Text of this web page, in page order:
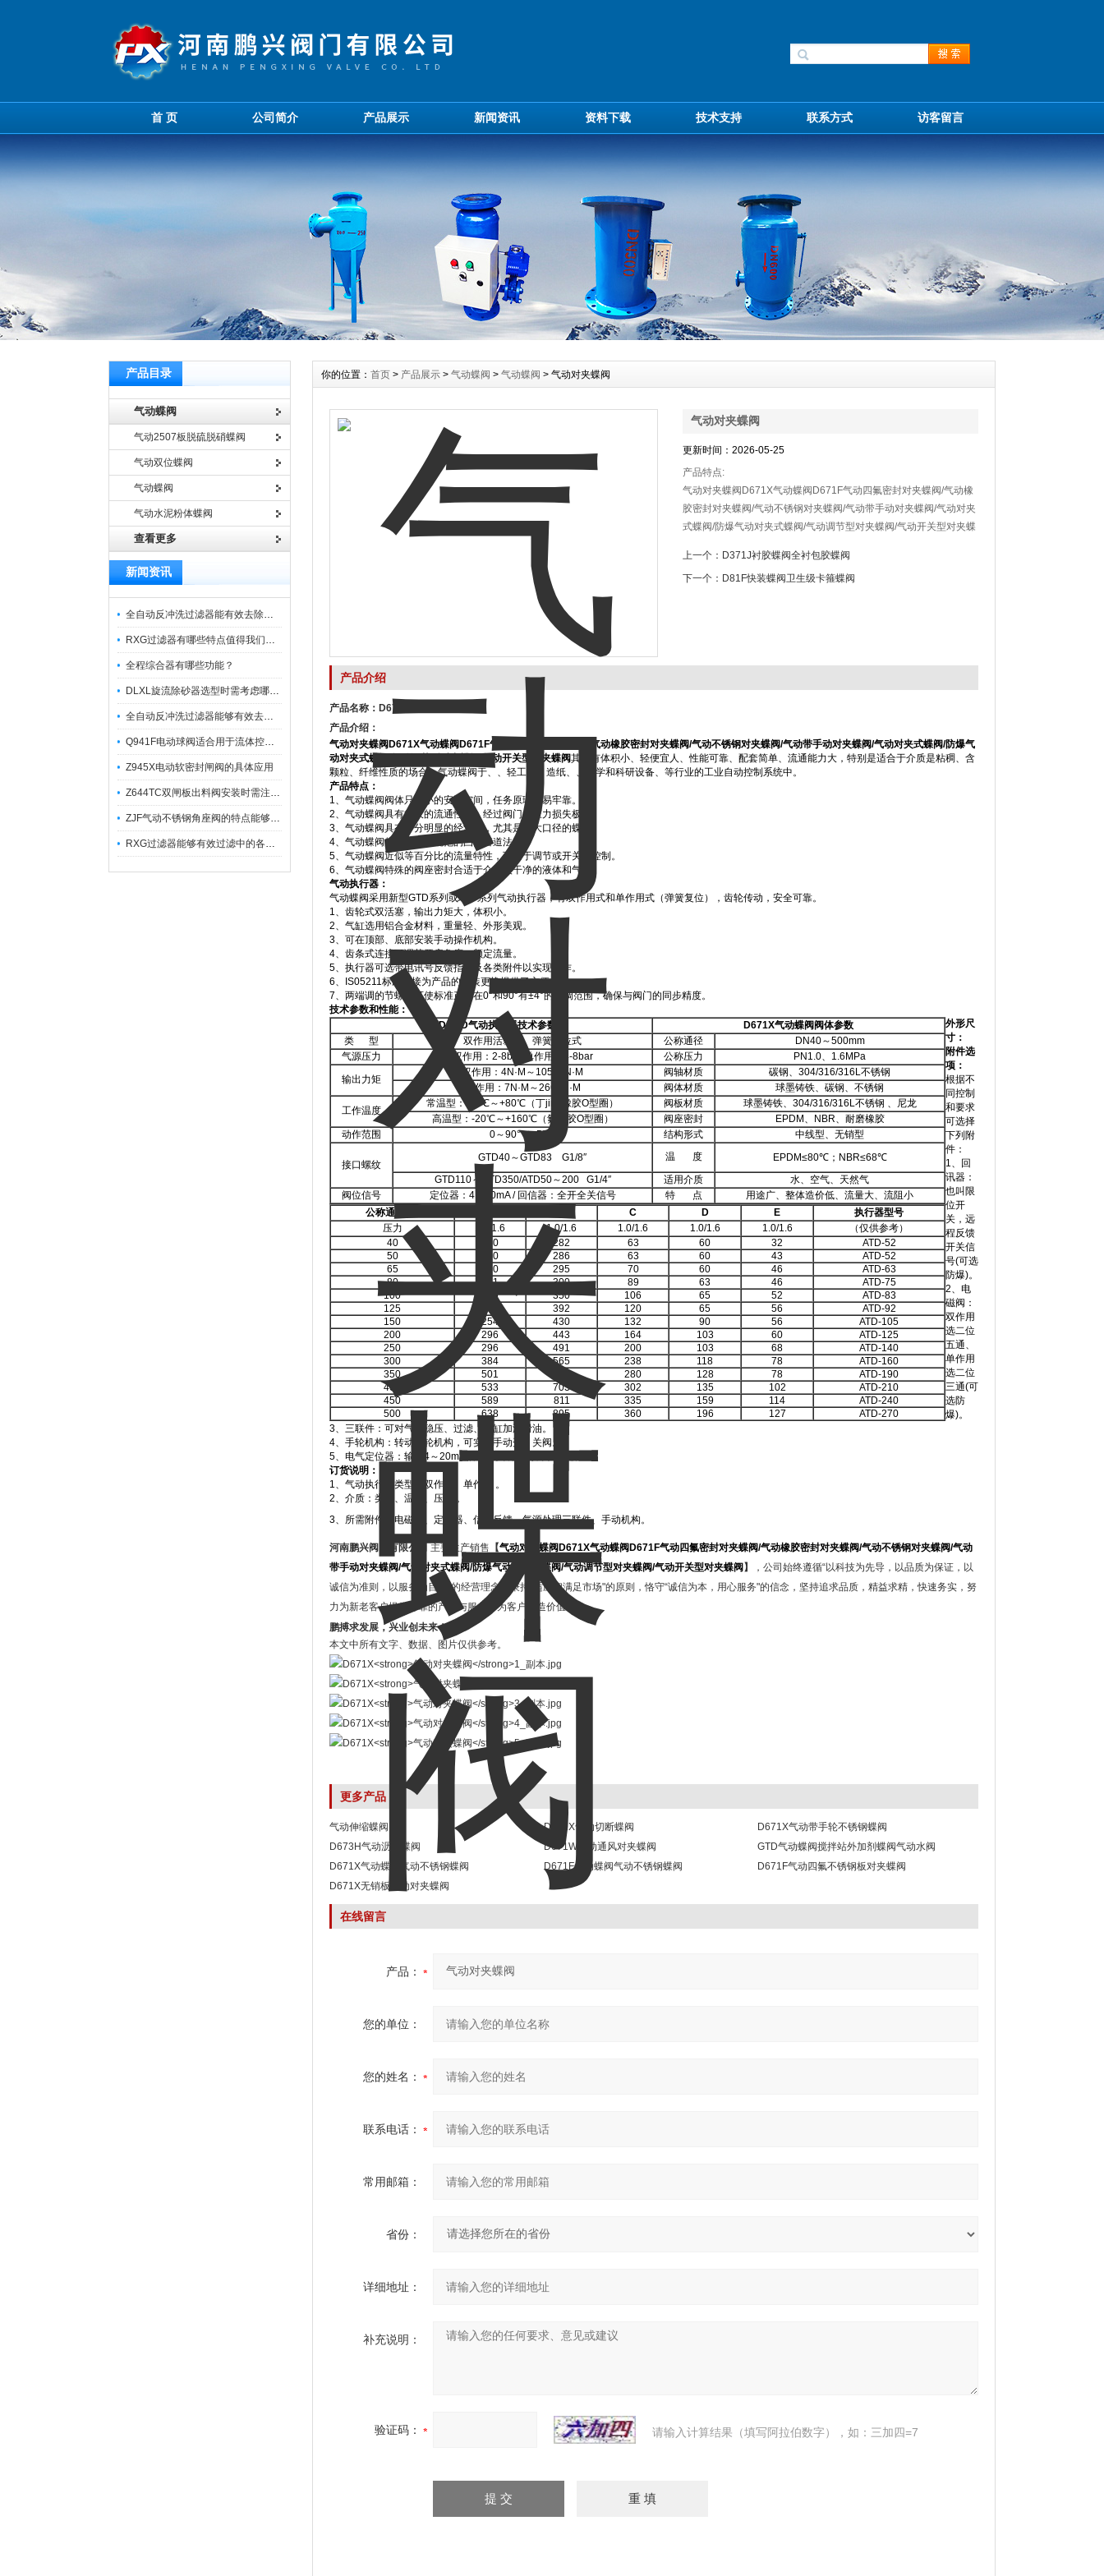
首 页 公司简介 产品展示 新闻资讯 资料下载 技术支持 联系方式 访客留言
产品目录
气动蝶阀
气动2507板脱硫脱硝蝶阀
气动双位蝶阀
气动蝶阀
气动水泥粉体蝶阀
查看更多
新闻资讯
全自动反冲洗过滤器能有效去除过滤介质上的杂质
RXG过滤器有哪些特点值得我们选择？
全程综合器有哪些功能？
DLXL旋流除砂器选型时需考虑哪些因素？
全自动反冲洗过滤器能够有效去除不同粒径的固体杂
Q941F电动球阀适合用于流体控制需要迅速反应的场合
Z945X电动软密封闸阀的具体应用
Z644TC双闸板出料阀安装时需注意哪些事项？
ZJF气动不锈钢角座阀的特点能够稳定地控制介质流量
RXG过滤器能够有效过滤中的各种杂质
你的位置： 首页 > 产品展示 > 气动蝶阀 > 气动蝶阀 > 气动对夹蝶阀
气动对夹蝶阀
更新时间：2026-05-25
产品特点:
气动对夹蝶阀D671X气动蝶阀D671F气动四氟密封对夹蝶阀/气动橡
胶密封对夹蝶阀/气动不锈钢对夹蝶阀/气动带手动对夹蝶阀/气动对夹
式蝶阀/防爆气动对夹式蝶阀/气动调节型对夹蝶阀/气动开关型对夹蝶
特点。
上一个： D371J衬胶蝶阀全衬包胶蝶阀
下一个： D81F快装蝶阀卫生级卡箍蝶阀
产品介绍
产品名称： D671X气动对夹式蝶阀
产品介绍：
气动对夹蝶阀 D671X气动蝶阀 D671F气动四氟密封对夹蝶阀 气动橡胶密封对夹蝶阀/气动不锈钢对夹蝶阀/气动带手动对夹蝶阀/气动对夹式蝶阀/防爆气
动对夹式蝶阀
气动开关型对夹蝶阀其具有体积小、轻便宜人、性能可靠、配套简单、流通能力大，特别是适合于介质是粘稠、含
颗粒、纤维性质的场合。气动蝶阀于、、轻工、、造纸、、教学和科研设备、等行业的工业自动控制系统中。
产品特点：
1、气动蝶阀阀体只需小的安装空间，任务原理容易牢靠。
2、气动蝶阀具有很大的流通性能，经过阀门的压力损失极小。
3、气动蝶阀具有十分明显的经济性，尤其是较大口径的蝶阀。
4、气动蝶阀的阀体配合规范的凸面管道法兰。
5、气动蝶阀近似等百分比的流量特性，可用于调节或开关式控制。
6、气动蝶阀特殊的阀座密封合适于介质较干净的液体和气体。
气动执行器：
气动蝶阀采用新型GTD系列或ATD系列气动执行器，有双作用式和单作用式（弹簧复位），齿轮传动，安全可靠。
1、齿轮式双活塞，输出力矩大，体积小。
2、气缸选用铝合金材料，重量轻、外形美观。
3、可在顶部、底部安装手动操作机构。
4、齿条式连接可调节开启角度、额定流量。
5、执行器可选带电讯号反馈指示及各类附件以实现操作。
6、IS05211标准连接为产品的安装更换提供了方便。
7、两端调的节螺钉可使标准产品在0°和90°有±4°的可调范围，确保与阀门的同步精度。
技术参数和性能：
GTD/ATD气动执行器技术参数 D671X气动蝶阀阀体参数
类 型
双作用活塞式、弹簧复位式 公称通径
DN40～500mm
气源压力
双作用：2-8bar/单作用：4-8bar 公称压力
PN1.0、1.6MPa
输出力矩
双作用：4N·M～10560N·M 阀轴材质
碳钢、304/316/316L不锈钢
单作用：7N·M～2668N·M
阀体材质
球墨铸铁、碳钢、不锈钢
工作温度
常温型：-20℃～+80℃（丁jing橡胶O型圈） 阀板材质
球墨铸铁、304/316/316L不锈钢 、尼龙
高温型：-20℃～+160℃（氟橡胶O型圈）
阀座密封
EPDM、NBR、耐磨橡胶
动作范围
0～90°（±5°） 结构形式 中线型、无销型
接口螺纹
GTD40～GTD83 G1/8″ 温 度
EPDM≤80℃；NBR≤68℃
GTD110～GTD350/ATD50～200 G1/4″
适用介质
水、空气、天然气
阀位信号
定位器：4～20mA / 回信器：全开全关信号 特 点 用途广、整体造价低、流量大、流阻小
外形尺
寸：
公称通径 C D E
执行器型号
压力
1.0/1.6 1.0/1.6 1.0/1.6 1.0/1.6 1.0/1.6
（仅供参考）
40
140 282 63 60 32
ATD-52
50
140 286 63 60 43
ATD-52
65
140 295 70 60 46
ATD-63
80
171 300 89 63 46
ATD-75
100
186 350 106 65 52
ATD-83
125
207 392 120 65 56
ATD-92
150
254 430 132 90 56
ATD-105
200
296 443 164 103 60
ATD-125
250
296 491 200 103 68
ATD-140
300
384 565 238 118 78
ATD-160
350
501 280 128 78
ATD-190
400
533 703 302 135 102
ATD-210
450
589 811 335 159 114
ATD-240
500
638 895 360 196 127 ATD-270
附件选
项：
根据不
同控制
和要求
可选择
下列附
件：
1、回
讯器：
也叫限
位开
关，远
程反馈
开关信
号(可选
防爆)。
2、电
磁阀：
双作用
选二位
五通、
单作用
选二位
三通(可
选防
爆)。
3、三联件：可对气源稳压、过滤、气缸加润滑油。
4、手轮机构：转动手轮机构，可实现手动开、关阀。
5、电气定位器：输入4～20mA信号，实现阀门调节功能。
订货说明：
1、气动执行器类型：双作用、单作用 。
2、介质：类型、温度、压力 。
3、所需附件：电磁阀、定位器、信号反馈、气源处理三联件、手动机构。
河南鹏兴阀门有限公司 主要生产销售 【气动对夹蝶阀 D671X气动蝶阀 D671F气动四氟密封对夹蝶阀/气动橡胶密封对夹蝶阀/气动不锈钢对夹蝶阀/气动
带手动对夹蝶阀/气动对夹式蝶阀/防爆气动对夹式蝶阀/气动调节型对夹蝶阀/气动开关型对夹蝶阀 】
，公司始终遵循“以科技为先导，以品质为保证，以
诚信为准则，以服务为目标"的经营理念，秉持“适应和满足市场"的原则，恪守“诚信为本，用心服务"的信念，坚持追求品质，精益求精，快速务实，努
力为新老客户提供可靠的产品与服务，为客户创造价值。
鹏搏求发展，兴业创未来！
本文中所有文字、数据、图片仅供参考。
更多产品
气动伸缩蝶阀 D671X气动切断蝶阀
D671X气动带手轮不锈钢蝶阀
D673H气动沥青蝶阀
D671W气动通风对夹蝶阀
GTD气动蝶阀搅拌站外加剂蝶阀气动水阀
D671X气动蝶阀气动不锈钢蝶阀
D671F气动蝶阀气动不锈钢蝶阀
D671F气动四氟不锈钢板对夹蝶阀
D671X无销板气动对夹蝶阀
在线留言
产品：
您的单位：
您的姓名：
联系电话：
常用邮箱：
省份：
详细地址：
补充说明：
验证码： 请输入计算结果（填写阿拉伯数字），如：三加四=7